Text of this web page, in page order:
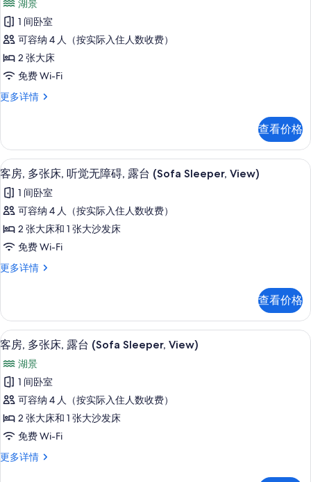
(View,
Tub)
的
所
有
无
障
碍
(View,
Tub)
更
多
信
客
房,
2
张
大
床,
觉
无
障
碍
(View)
的
所
有
湖景
1 间卧室
可容纳 4 人（按实际入住人数收费）
2 张大床
免费 Wi-Fi
更多详情
客
大
床,
听
无
障
(View)
更
信
查看价格
显
示
客
房,
多
床,
觉
无
障
碍,
露
台
(Sofa
Sleeper,
View)
高档床上用品、客房内保险箱、办公
4
客房, 多张床, 听觉无障碍, 露台 (Sofa Sleeper, View)
1 间卧室
可容纳 4 人（按实际入住人数收费）
2 张大床和 1 张大沙发床
免费 Wi-Fi
更多详情
客
床,
听
觉
障
碍,
露
台
(Sofa
Sleeper,
View)
更
查看价格
显
客
房,
多
张
露
高档床上用品、客房内保险箱、办公
4
客房, 多张床, 露台 (Sofa Sleeper, View)
湖景
1 间卧室
可容纳 4 人（按实际入住人数收费）
2 张大床和 1 张大沙发床
免费 Wi-Fi
更多详情
客